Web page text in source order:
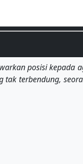
posisi kepada
tak terbendung,